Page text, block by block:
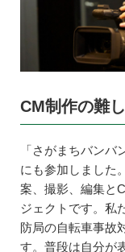
CM制作の難
「さがまちバン
にも参加しました
案、撮影、編集と
ジェクトです。私
防局の自転車事故
す。普段は自分が